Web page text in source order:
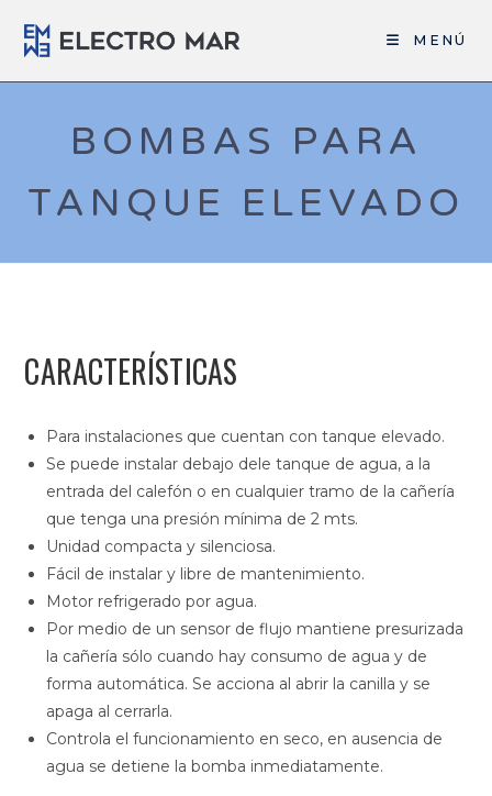
MENÚ
BOMBAS PARA
TANQUE ELEVADO
CARACTERÍSTICAS
Para instalaciones que cuentan con tanque elevado.
Se puede instalar debajo dele tanque de agua, a la
entrada del calefón o en cualquier tramo de la cañería
que tenga una presión mínima de 2 mts.
Unidad compacta y silenciosa.
Fácil de instalar y libre de mantenimiento.
Motor refrigerado por agua.
Por medio de un sensor de flujo mantiene presurizada
la cañería sólo cuando hay consumo de agua y de
forma automática. Se acciona al abrir la canilla y se
apaga al cerrarla.
Controla el funcionamiento en seco, en ausencia de
agua se detiene la bomba inmediatamente.